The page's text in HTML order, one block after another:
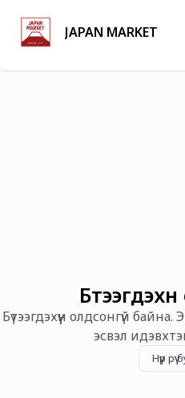
JAPAN MARKET
Бүтээгдэхүүн олдсонгүй байна.
эсвэл
Нүүр